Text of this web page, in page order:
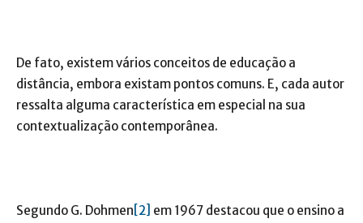
De fato, existem vários conceitos de educação a
distância, embora existam pontos comuns. E, cada autor
ressalta alguma característica em especial na sua
contextualização contemporânea.
Segundo G. Dohmen [2] em 1967 destacou que o ensino a